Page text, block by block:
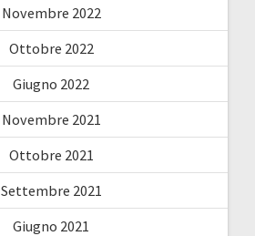
Novembre 2022
Ottobre 2022
Giugno 2022
Novembre 2021
Ottobre 2021
Settembre 2021
Giugno 2021